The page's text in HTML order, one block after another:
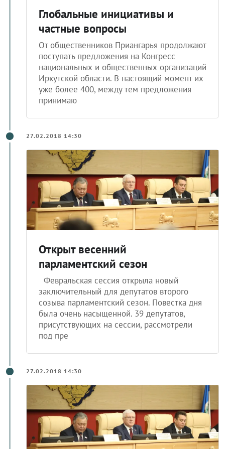
Глобальные инициативы и
частные вопросы
От общественников Приангарья продолжают
поступать предложения на Конгресс
национальных и общественных организаций
Иркутской области. В настоящий момент их
уже более 400, между тем предложения
принимаю
27.02.2018 14:30
Открыт весенний
парламентский сезон
Февральская сессия открыла новый
заключительный для депутатов второго
созыва парламентский сезон. Повестка дня
была очень насыщенной. 39 депутатов,
присутствующих на сессии, рассмотрели
под пре
27.02.2018 14:30